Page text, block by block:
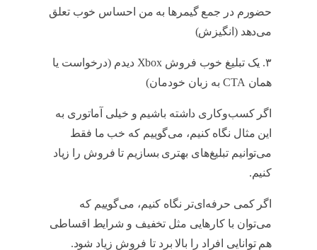
حضورم در جمع گیمرها به من احساس خوب تعلق
می‌دهد (انگیزش)
۳. یک تبلیغ خوب فروش Xbox دیدم (درخواست یا
همان CTA به زبان خودمان)
اگر کسب‌وکاری داشته باشیم و خیلی آماتوری به
این مثال نگاه کنیم، می‌گوییم که خب ما فقط
می‌توانیم تبلیغ‌های بهتری بسازیم تا فروش را زیاد
کنیم.
اگر کمی حرفه‌ای‌تر نگاه کنیم، می‌گوییم که
می‌توان با کارهایی مثل تخفیف و شرایط اقساطی
هم توانایی افراد را بالا برد تا فروش زیاد شود.